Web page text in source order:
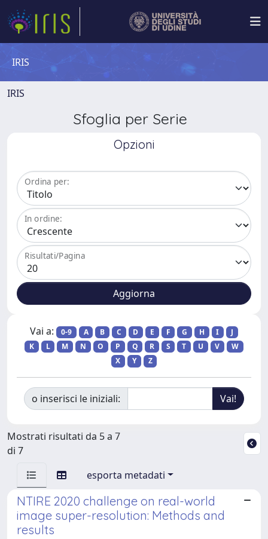
IRIS
IRIS
Sfoglia per Serie
Opzioni
Ordina per:
In ordine:
Risultati/Pagina
Vai a: 0-9 A B C D E F G H I
J
K
L M N O P Q R S T U V
W
X
Y Z
o inserisci le iniziali:
Mostrati risultati da 5 a 7
di 7
esporta metadati
NTIRE 2020 challenge on real-world
image super-resolution: Methods and
results